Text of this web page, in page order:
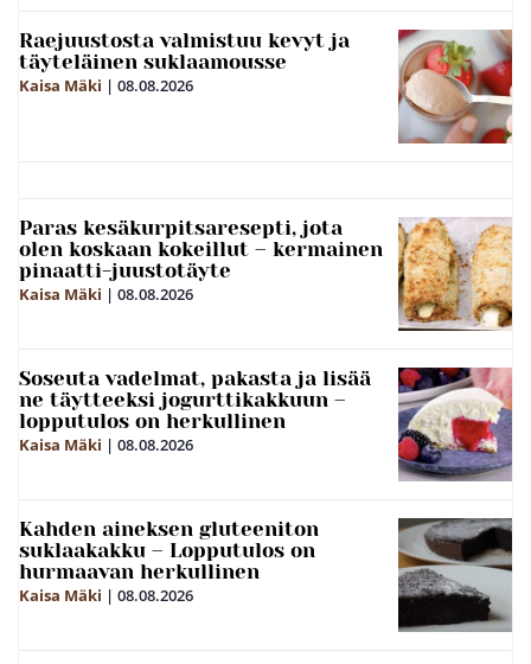
Raejuustosta valmistuu kevyt ja
täyteläinen suklaamousse
Kaisa Mäki | 08.08.2026
Paras kesäkurpitsaresepti, jota
olen koskaan kokeillut – kermainen
pinaatti-juustotäyte
Kaisa Mäki | 08.08.2026
Soseuta vadelmat, pakasta ja lisää
ne täytteeksi jogurttikakkuun –
lopputulos on herkullinen
Kaisa Mäki | 08.08.2026
Kahden aineksen gluteeniton
suklaakakku – Lopputulos on
hurmaavan herkullinen
Kaisa Mäki | 08.08.2026